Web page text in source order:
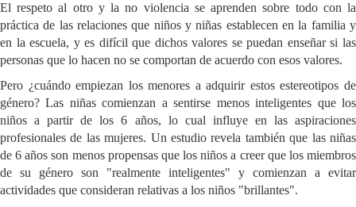
El respeto al otro y la no violencia se aprenden sobre todo con la
práctica de las relaciones que niños y niñas establecen en la familia y
en la escuela, y es difícil que dichos valores se puedan enseñar si las
personas que lo hacen no se comportan de acuerdo con esos valores.
Pero ¿cuándo empiezan los menores a adquirir estos estereotipos de
género? Las niñas comienzan a sentirse menos inteligentes que los
niños a partir de los 6 años, lo cual influye en las aspiraciones
profesionales de las mujeres. Un estudio revela también que las niñas
de 6 años son menos propensas que los niños a creer que los miembros
de su género son "realmente inteligentes" y comienzan a evitar
actividades que consideran relativas a los niños "brillantes".